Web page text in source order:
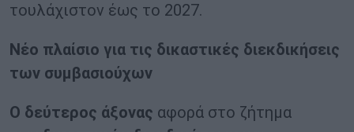
τουλάχιστον έως το 2027.
Νέο πλαίσιο για τις δικαστικές διεκδικήσεις
των συμβασιούχων
Ο δεύτερος άξονας αφορά στο ζήτημα